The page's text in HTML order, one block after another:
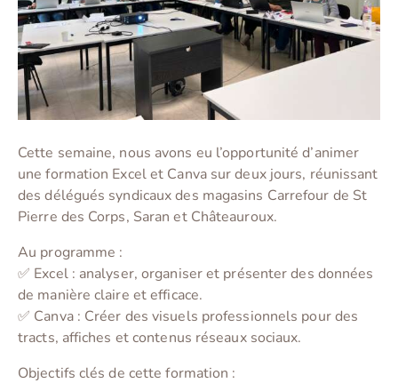
Cette semaine, nous avons eu l’opportunité d’animer
une formation Excel et Canva sur deux jours, réunissant
des délégués syndicaux des magasins Carrefour de St
Pierre des Corps, Saran et Châteauroux.
Au programme :
✅ Excel : analyser, organiser et présenter des données
de manière claire et efficace.
✅ Canva : Créer des visuels professionnels pour des
tracts, affiches et contenus réseaux sociaux.
Objectifs clés de cette formation :